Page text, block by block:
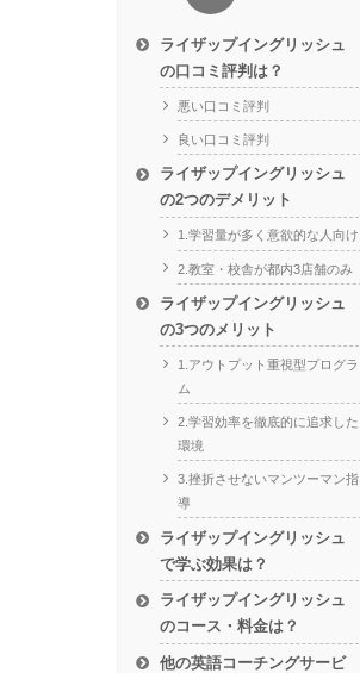
ライザップイングリッシュ
の口コミ評判は？
悪い口コミ評判
良い口コミ評判
ライザップイングリッシュ
の2つのデメリット
1.学習量が多く意欲的な人向け
2.教室・校舎が都内3店舗のみ
ライザップイングリッシュ
の3つのメリット
1.アウトプット重視型プログラ
ム
2.学習効率を徹底的に追求した
環境
3.挫折させないマンツーマン指
導
ライザップイングリッシュ
で学ぶ効果は？
ライザップイングリッシュ
のコース・料金は？
他の英語コーチングサービ